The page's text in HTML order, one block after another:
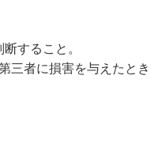
すること。
三者に損害を与えたと